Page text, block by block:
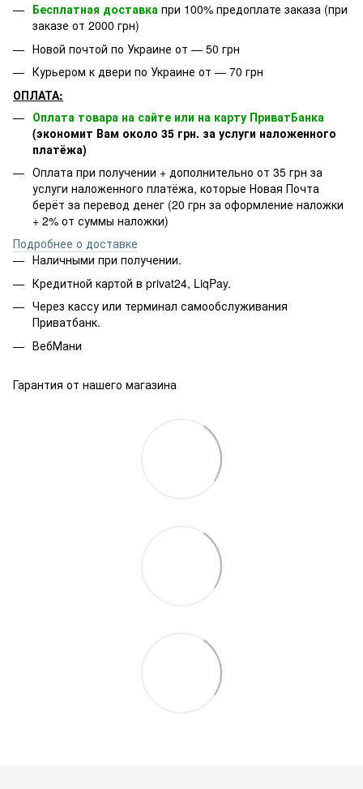
Бесплатная доставка при 100% предоплате заказа (при
заказе от 2000 грн)
Новой почтой по Украине от — 50 грн
Курьером к двери по Украине от — 70 грн
ОПЛАТА:
Оплата товара на сайте или на карту ПриватБанка
(экономит Вам около 35 грн. за услуги наложенного
платёжа)
Оплата при получении + дополнительно от 35 грн за
услуги наложенного платёжа, которые Новая Почта
берёт за перевод денег (20 грн за оформление наложки
+ 2% от суммы наложки)
Подробнее о доставке
Наличными при получении.
Кредитной картой в privat24, LiqPay.
Через кассу или терминал самообслуживания
Приватбанк.
ВебМани
Гарантия от нашего магазина